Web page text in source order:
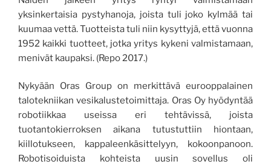
yksinkertaisia pystyhanoja, joista tuli joko kylmää tai
kuumaa vettä. Tuotteista tuli niin kysyttyjä, että vuonna
1952 kaikki tuotteet, jotka yritys kykeni valmistamaan,
menivät kaupaksi. (Repo 2017.)
Nykyään Oras Group on merkittävä eurooppalainen
talotekniikan vesikalustetoimittaja. Oras Oy hyödyntää
robotiikkaa useissa eri tehtävissä, joista
tuotantokierroksen aikana tutustuttiin hiontaan,
kiillotukseen, kappaleenkäsittelyyn, kokoonpanoon.
Robotisoiduista kohteista uusin sovellus oli